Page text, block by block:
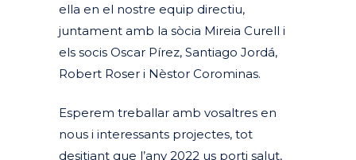
ella en el nostre equip directiu,
juntament amb la sòcia Mireia Curell i
els socis Oscar Pírez, Santiago Jordá,
Robert Roser i Nèstor Corominas.
Esperem treballar amb vosaltres en
nous i interessants projectes, tot
desitjant que l’any 2022 us porti salut,